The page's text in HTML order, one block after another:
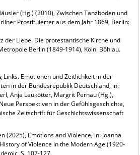
(Hg.) (2010), Zwischen Tanzboden und
Prostituierter aus dem Jahr 1869, Berlin:
der Liebe. Die protestantische Kirche und
Berlin (1849-1914), Köln: Böhlau.
Links. Emotionen und Zeitlichkeit in der
in der Bundesrepublik Deutschland, in:
Anja Laukötter, Margrit Pernau (Hg.),
Perspektiven in der Gefühlsgeschichte,
Zeitschrift für Geschichtswissenschaft
(2025), Emotions and Violence, in: Joanna
of Violence in the Modern Age (1920-
S. 107-127.